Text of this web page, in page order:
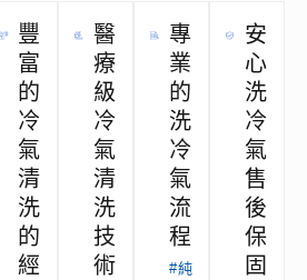
豐
富
的
冷
氣
清
洗
的
經
醫
療
級
冷
氣
清
洗
技
術
專
業
的
洗
冷
氣
流
程
#純
安
心
洗
冷
氣
售
後
保
固